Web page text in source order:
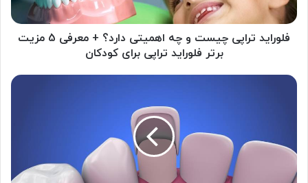
+
معرفی
فلوراید
فلوراید تراپی چیست و چه اهمیتی دارد؟ + معرفی 5 مزیت
برتر فلوراید تراپی برای کودکان
همه
لمینت
دندان